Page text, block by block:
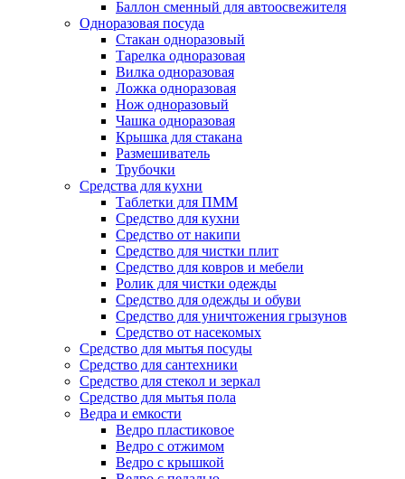
Баллон сменный для автоосвежителя
Одноразовая посуда
Стакан одноразовый
Тарелка одноразовая
Вилка одноразовая
Ложка одноразовая
Нож одноразовый
Чашка одноразовая
Крышка для стакана
Размешиватель
Трубочки
Средства для кухни
Таблетки для ПММ
Средство для кухни
Средство от накипи
Средство для чистки плит
Средство для ковров и мебели
Ролик для чистки одежды
Средство для одежды и обуви
Средство для уничтожения грызунов
Средство от насекомых
Средство для мытья посуды
Средство для сантехники
Средство для стекол и зеркал
Средство для мытья пола
Ведра и емкости
Ведро пластиковое
Ведро с отжимом
Ведро с крышкой